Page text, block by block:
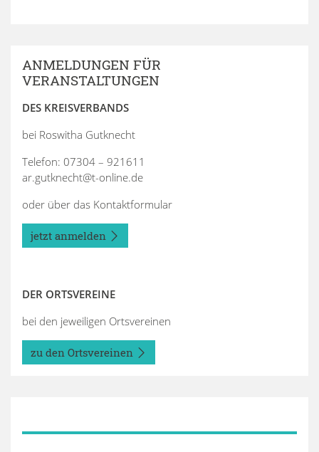
ANMELDUNGEN FÜR
VERANSTALTUNGEN
DES KREISVERBANDS
bei Roswitha Gutknecht
Telefon: 07304 – 921611
ar.gutknecht@t-online.de
oder über das Kontaktformular
jetzt anmelden
DER ORTSVEREINE
bei den jeweiligen Ortsvereinen
zu den Ortsvereinen